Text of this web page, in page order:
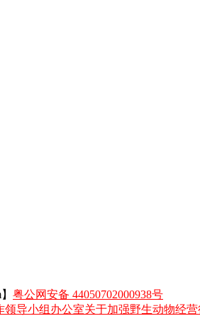
粤公网安备 44050702000938号
导小组办公室关于加强野生动物经